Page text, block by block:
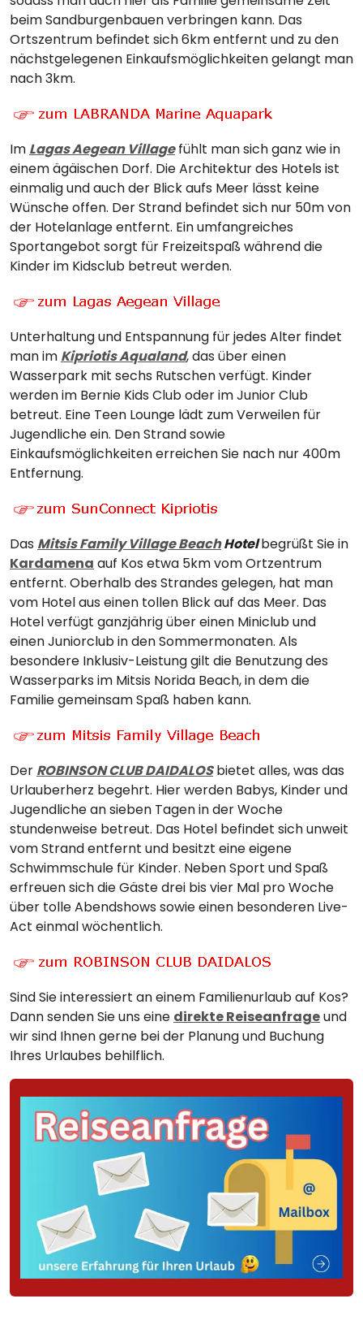
beim Sandburgenbauen verbringen kann. Das
Ortszentrum befindet sich 6km entfernt und zu den
nächstgelegenen Einkaufsmöglichkeiten gelangt man
nach 3km.
Im Lagas Aegean Villagefühlt man sich ganz wie in
einem ägäischen Dorf. Die Architektur des Hotels ist
einmalig und auch der Blick aufs Meer lässt keine
Wünsche offen. Der Strand befindet sich nur 50m von
der Hotelanlage entfernt. Ein umfangreiches
Sportangebot sorgt für Freizeitspaß während die
Kinder im Kidsclub betreut werden.
Unterhaltung und Entspannung für jedes Alter findet
man im Kipriotis Aqualand, das über einen
Wasserpark mit sechs Rutschen verfügt. Kinder
werden im Bernie Kids Club oder im Junior Club
betreut. Eine Teen Lounge lädt zum Verweilen für
Jugendliche ein. Den Strand sowie
Einkaufsmöglichkeiten erreichen Sie nach nur 400m
Entfernung.
Das Mitsis Family Village BeachHotelbegrüßt Sie in
Kardamena auf Kos etwa 5km vom Ortzentrum
entfernt. Oberhalb des Strandes gelegen, hat man
vom Hotel aus einen tollen Blick auf das Meer. Das
Hotel verfügt ganzjährig über einen Miniclub und
einen Juniorclub in den Sommermonaten. Als
besondere Inklusiv-Leistung gilt die Benutzung des
Wasserparks im Mitsis Norida Beach, in dem die
Familie gemeinsam Spaß haben kann.
Der ROBINSON CLUB DAIDALOSbietet alles, was das
Urlauberherz begehrt. Hier werden Babys, Kinder und
Jugendliche an sieben Tagen in der Woche
stundenweise betreut. Das Hotel befindet sich unweit
vom Strand entfernt und besitzt eine eigene
Schwimmschule für Kinder. Neben Sport und Spaß
erfreuen sich die Gäste drei bis vier Mal pro Woche
über tolle Abendshows sowie einen besonderen Live-
Act einmal wöchentlich.
Sind Sie interessiert an einem Familienurlaub auf Kos?
Dann senden Sie uns eine direkte Reiseanfrageund
wir sind Ihnen gerne bei der Planung und Buchung
Ihres Urlaubes behilflich.